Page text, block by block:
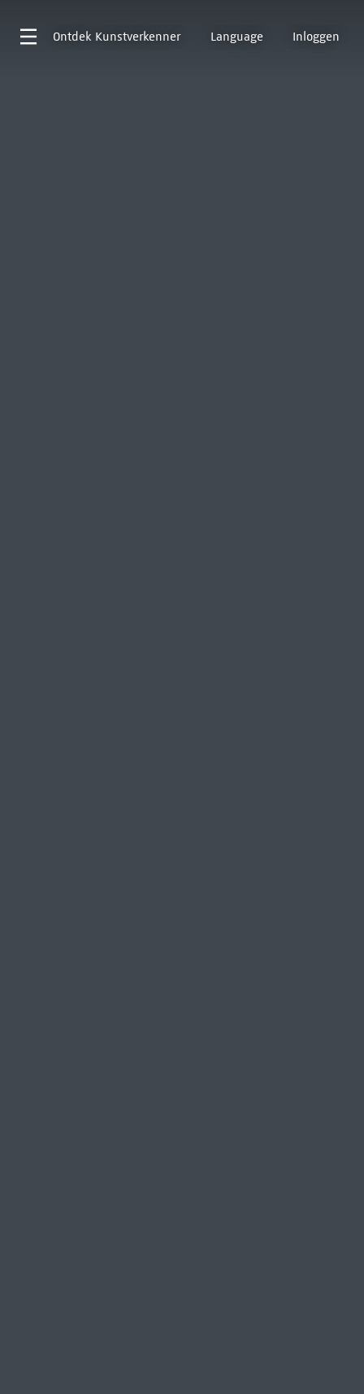
Ontdek Kunstverkenner Language Inloggen